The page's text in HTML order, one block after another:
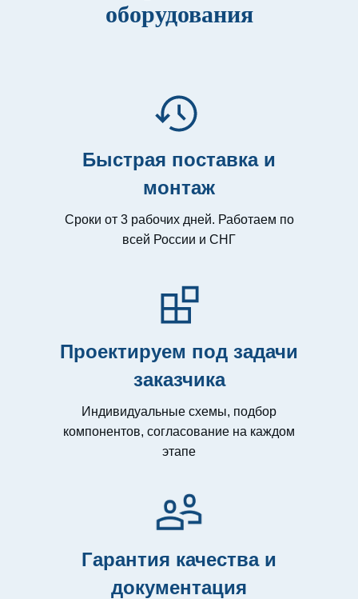
оборудования
Быстрая поставка и
монтаж
Сроки от 3 рабочих дней. Работаем по
всей России и СНГ
Проектируем под задачи
заказчика
Индивидуальные схемы, подбор
компонентов, согласование на каждом
этапе
Гарантия качества и
документация